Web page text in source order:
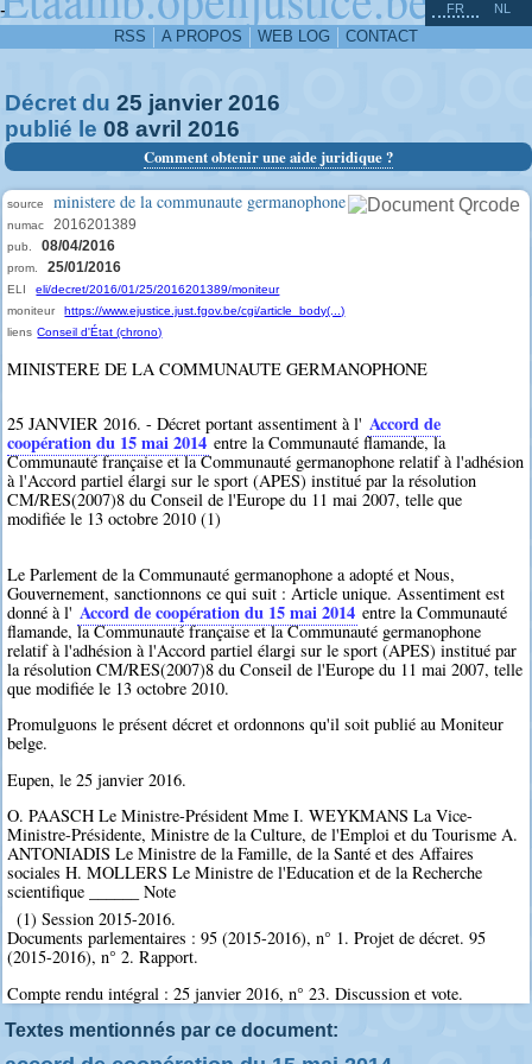
-
RSS A PROPOS WEB LOG CONTACT
FR NL
Décret du 25 janvier 2016
publié le 08 avril 2016
Comment obtenir une aide juridique ?
source ministere de la communaute germanophone
numac 2016201389
pub. 08/04/2016
prom. 25/01/2016
ELI
eli/decret/2016/01/25/2016201389/moniteur
moniteur
https://www.ejustice.just.fgov.be/cgi/article_body(...)
liens Conseil d'État (chrono)
MINISTERE DE LA COMMUNAUTE GERMANOPHONE
25 JANVIER 2016. - Décret portant assentiment à l' Accord de
coopération du 15 mai 2014 entre la Communauté flamande, la
Communauté française et la Communauté germanophone relatif à l'adhésion
à l'Accord partiel élargi sur le sport (APES) institué par la résolution
CM/RES(2007)8 du Conseil de l'Europe du 11 mai 2007, telle que
modifiée le 13 octobre 2010 (1)
Le Parlement de la Communauté germanophone a adopté et Nous,
Gouvernement, sanctionnons ce qui suit : Article unique. Assentiment est
donné à l' Accord de coopération du 15 mai 2014 entre la Communauté
flamande, la Communauté française et la Communauté germanophone
relatif à l'adhésion à l'Accord partiel élargi sur le sport (APES) institué par
la résolution CM/RES(2007)8 du Conseil de l'Europe du 11 mai 2007, telle
que modifiée le 13 octobre 2010.
Promulguons le présent décret et ordonnons qu'il soit publié au Moniteur
belge.
Eupen, le 25 janvier 2016.
O. PAASCH Le Ministre-Président Mme I. WEYKMANS La Vice-
Ministre-Présidente, Ministre de la Culture, de l'Emploi et du Tourisme A.
ANTONIADIS Le Ministre de la Famille, de la Santé et des Affaires
sociales H. MOLLERS Le Ministre de l'Education et de la Recherche
scientifique ______ Note
(1) Session 2015-2016.
Documents parlementaires : 95 (2015-2016), n° 1. Projet de décret. 95
(2015-2016), n° 2. Rapport.
Compte rendu intégral : 25 janvier 2016, n° 23. Discussion et vote.
Textes mentionnés par ce document:
^